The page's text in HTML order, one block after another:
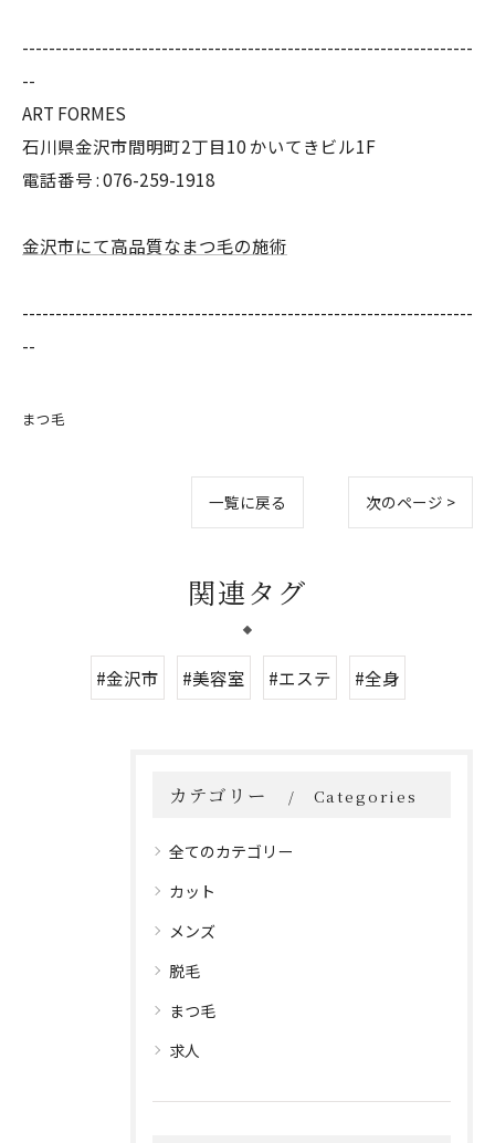
--------------------------------------------------------------------
--
ART FORMES
石川県金沢市間明町2丁目10 かいてきビル1F
電話番号 : 076-259-1918
金沢市にて高品質なまつ毛の施術
--------------------------------------------------------------------
--
まつ毛
一覧に戻る 次のページ >
関連タグ
#金沢市 #美容室 #エステ #全身
カテゴリー Categories
全てのカテゴリー
カット
メンズ
脱毛
まつ毛
求人